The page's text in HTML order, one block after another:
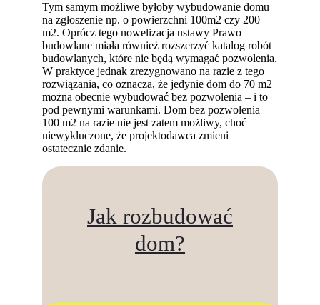
Tym samym możliwe byłoby wybudowanie domu
na zgłoszenie np. o powierzchni 100m2 czy 200
m2. Oprócz tego nowelizacja ustawy Prawo
budowlane miała również rozszerzyć katalog robót
budowlanych, które nie będą wymagać pozwolenia.
W praktyce jednak zrezygnowano na razie z tego
rozwiązania, co oznacza, że jedynie dom do 70 m2
można obecnie wybudować bez pozwolenia – i to
pod pewnymi warunkami. Dom bez pozwolenia
100 m2 na razie nie jest zatem możliwy, choć
niewykluczone, że projektodawca zmieni
ostatecznie zdanie.
Jak rozbudować
dom?